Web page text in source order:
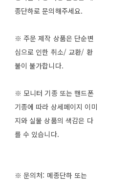
종단하로 문의해주세요.
※ 주문 제작 상품은 단순변
심으로 인한 취소/ 교환/ 환
불이 불가합니다.
※ 모니터 기종 또는 핸드폰
기종에 따라 상세페이지 이미
지와 실물 상품의 색감은 다
를 수 있습니다.
※ 문의처: 메종단하 또는